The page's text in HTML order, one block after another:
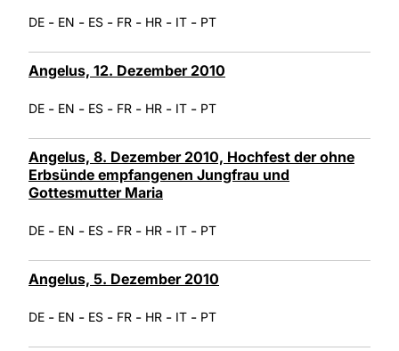
DE - EN - ES - FR - HR - IT - PT
Angelus, 12. Dezember 2010
DE - EN - ES - FR - HR - IT - PT
Angelus, 8. Dezember 2010, Hochfest der ohne
Erbsünde empfangenen Jungfrau und
Gottesmutter Maria
DE - EN - ES - FR - HR - IT - PT
Angelus, 5. Dezember 2010
DE - EN - ES - FR - HR - IT - PT